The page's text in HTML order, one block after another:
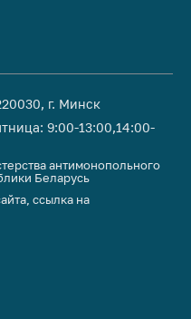
г. Минск
9:00-13:00,14:00-
антимонопольного
Беларусь
ссылка на